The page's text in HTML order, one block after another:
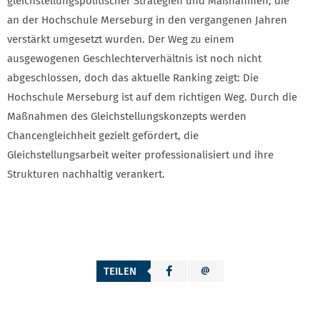
an der Hochschule Merseburg in den vergangenen Jahren
verstärkt umgesetzt wurden. Der Weg zu einem
ausgewogenen Geschlechterverhältnis ist noch nicht
abgeschlossen, doch das aktuelle Ranking zeigt: Die
Hochschule Merseburg ist auf dem richtigen Weg. Durch die
Maßnahmen des Gleichstellungskonzepts werden
Chancengleichheit gezielt gefördert, die
Gleichstellungsarbeit weiter professionalisiert und ihre
Strukturen nachhaltig verankert.
TEILEN